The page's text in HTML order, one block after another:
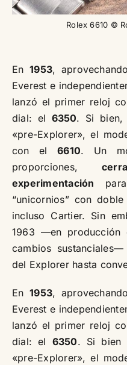
Rolex 6610 ©
En1953,
Everest e
lanzó el primer reloj
dial: el 6350. Si bien,
«pre-Explorer», el
con el6610. Un
proporciones,
experimentación
“unicornios” con
incluso Cartier. Sin
1963 —en producción
cambios
del Explorer hasta
En1953,
Everest e
lanzó el primer reloj
dial: el 6350. Si bien
«pre-Explorer», el